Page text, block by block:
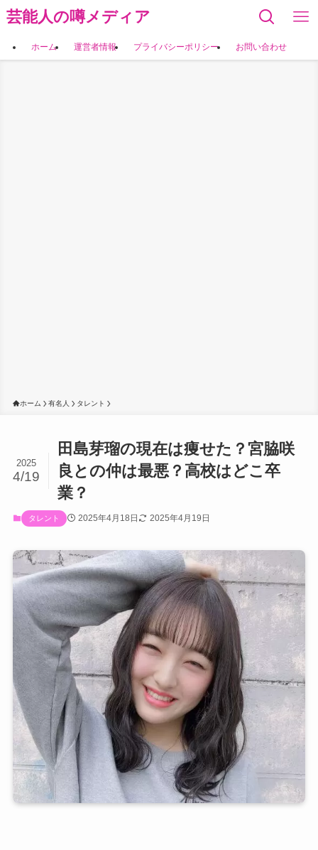
芸能人の噂メディア
ホーム 運営者情報 プライバシーポリシー お問い合わせ
ホーム 有名人 タレント
田島芽瑠の現在は痩せた？宮脇咲
良との仲は最悪？高校はどこ卒
業？
2025
4/19
タレント 2025年4月18日 2025年4月19日